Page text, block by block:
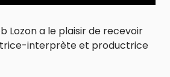
Lozon a le plaisir de recevoir
interprète et productrice